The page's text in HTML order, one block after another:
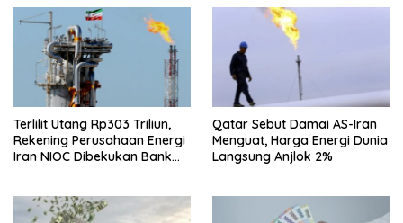
Terlilit Utang Rp303 Triliun,
Rekening Perusahaan Energi
Iran NIOC Dibekukan Bank
Qatar Sebut Damai AS-Iran
Menguat, Harga Energi Dunia
Langsung Anjlok 2%